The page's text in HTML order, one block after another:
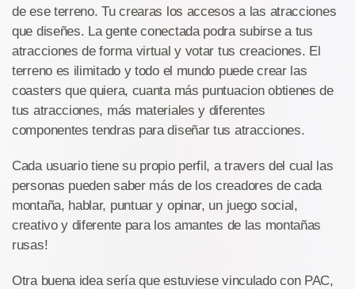
de ese terreno. Tu crearas los accesos a las atracciones
que diseñes. La gente conectada podra subirse a tus
atracciones de forma virtual y votar tus creaciones. El
terreno es ilimitado y todo el mundo puede crear las
coasters que quiera, cuanta más puntuacion obtienes de
tus atracciones, más materiales y diferentes
componentes tendras para diseñar tus atracciones.
Cada usuario tiene su propio perfil, a travers del cual las
personas pueden saber más de los creadores de cada
montaña, hablar, puntuar y opinar, un juego social,
creativo y diferente para los amantes de las montañas
rusas!
Otra buena idea sería que estuviese vinculado con PAC,